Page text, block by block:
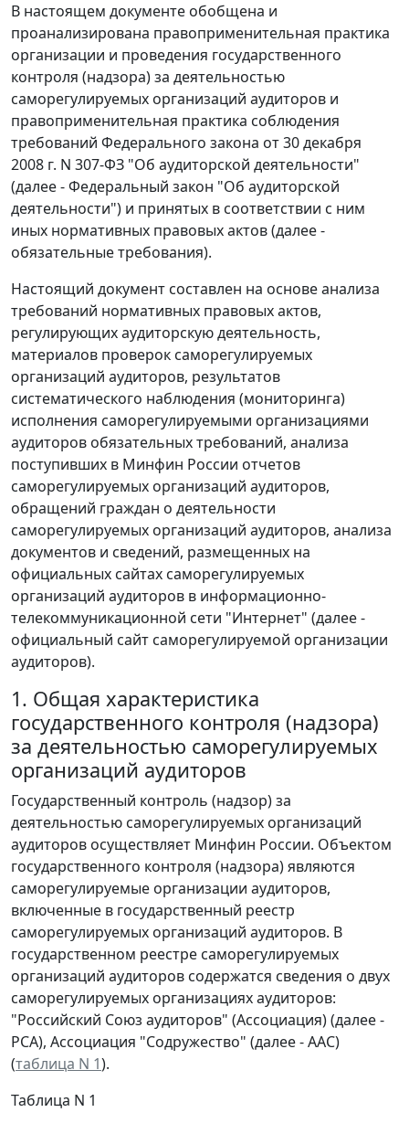
В настоящем документе обобщена и
проанализирована правоприменительная практика
организации и проведения государственного
контроля (надзора) за деятельностью
саморегулируемых организаций аудиторов и
правоприменительная практика соблюдения
требований Федерального закона от 30 декабря
2008 г. N 307-ФЗ "Об аудиторской деятельности"
(далее - Федеральный закон "Об аудиторской
деятельности") и принятых в соответствии с ним
иных нормативных правовых актов (далее -
обязательные требования).
Настоящий документ составлен на основе анализа
требований нормативных правовых актов,
регулирующих аудиторскую деятельность,
материалов проверок саморегулируемых
организаций аудиторов, результатов
систематического наблюдения (мониторинга)
исполнения саморегулируемыми организациями
аудиторов обязательных требований, анализа
поступивших в Минфин России отчетов
саморегулируемых организаций аудиторов,
обращений граждан о деятельности
саморегулируемых организаций аудиторов, анализа
документов и сведений, размещенных на
официальных сайтах саморегулируемых
организаций аудиторов в информационно-
телекоммуникационной сети "Интернет" (далее -
официальный сайт саморегулируемой организации
аудиторов).
1. Общая характеристика
государственного контроля (надзора)
за деятельностью саморегулируемых
организаций аудиторов
Государственный контроль (надзор) за
деятельностью саморегулируемых организаций
аудиторов осуществляет Минфин России. Объектом
государственного контроля (надзора) являются
саморегулируемые организации аудиторов,
включенные в государственный реестр
саморегулируемых организаций аудиторов. В
государственном реестре саморегулируемых
организаций аудиторов содержатся сведения о двух
саморегулируемых организациях аудиторов:
"Российский Союз аудиторов" (Ассоциация) (далее -
РСА), Ассоциация "Содружество" (далее - ААС)
(таблица N 1).
Таблица N 1